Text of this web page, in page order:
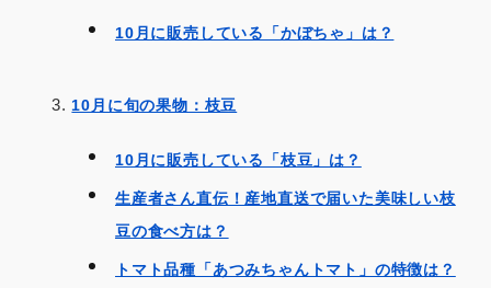
10月に販売している「かぼちゃ」は？
10月に旬の果物：枝豆
10月に販売している「枝豆」は？
生産者さん直伝！産地直送で届いた美味しい枝
豆の食べ方は？
トマト品種「あつみちゃんトマト」の特徴は？